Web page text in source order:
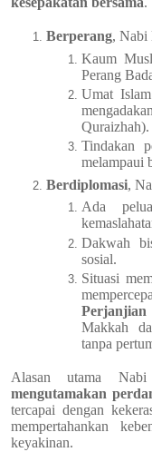
Berperang, Nabi
Kaum
Perang
Umat
Quraizhah).
Tindakan
melampaui
Berdiplomasi,
Ada
Dakwah
sosial.
Situasi
Perjanjian
Makkah
tanpa
Alasan utama
mengutamakan
tercapai dengan
mempertahankan
keyakinan.